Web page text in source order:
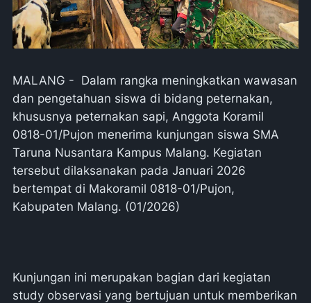
MALANG - Dalam rangka meningkatkan wawasan
dan pengetahuan siswa di bidang peternakan,
khususnya peternakan sapi, Anggota Koramil
0818-01/Pujon menerima kunjungan siswa SMA
Taruna Nusantara Kampus Malang. Kegiatan
tersebut dilaksanakan pada Januari 2026
bertempat di Makoramil 0818-01/Pujon,
Kabupaten Malang. (01/2026)
Kunjungan ini merupakan bagian dari kegiatan
study observasi yang bertujuan untuk memberikan